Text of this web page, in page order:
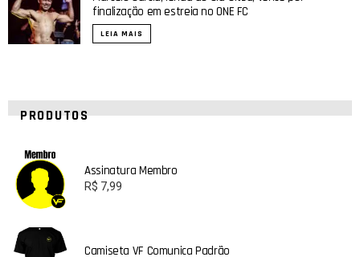
finalização em estreia no ONE FC
LEIA MAIS
PRODUTOS
Assinatura Membro
R$ 7,99
Camiseta VF Comunica Padrão